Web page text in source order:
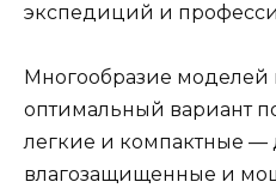
экспедиций и
Многообразие моделей
оптимальный вариант
легкие и компактные —
влагозащищенные и